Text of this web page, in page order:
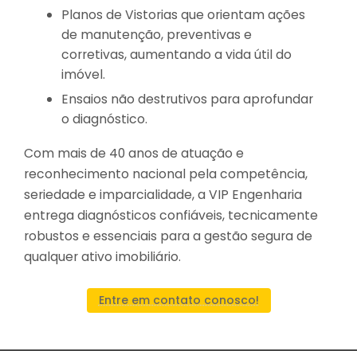
Planos de Vistorias que orientam ações
de manutenção, preventivas e
corretivas, aumentando a vida útil do
imóvel.
Ensaios não destrutivos para aprofundar
o diagnóstico.
Com mais de 40 anos de atuação e
reconhecimento nacional pela competência,
seriedade e imparcialidade, a VIP Engenharia
entrega diagnósticos confiáveis, tecnicamente
robustos e essenciais para a gestão segura de
qualquer ativo imobiliário.
Entre em contato conosco!